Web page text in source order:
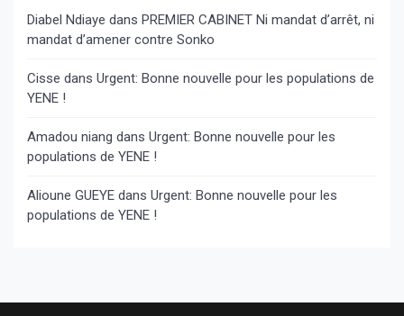
Diabel Ndiaye dans PREMIER CABINET Ni mandat d’arrêt, ni
mandat d’amener contre Sonko
Cisse dans Urgent: Bonne nouvelle pour les populations de
YENE !
Amadou niang dans Urgent: Bonne nouvelle pour les
populations de YENE !
Alioune GUEYE dans Urgent: Bonne nouvelle pour les
populations de YENE !